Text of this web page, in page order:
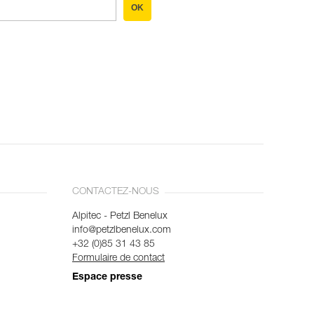
OK
CONTACTEZ-NOUS
Alpitec - Petzl Benelux
info@petzlbenelux.com
+32 (0)85 31 43 85
Formulaire de contact
Espace presse